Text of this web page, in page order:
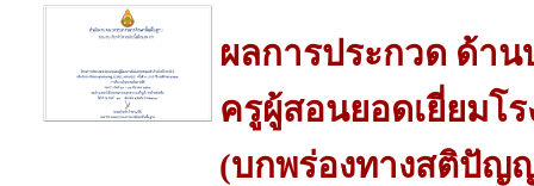
ผลการประกวด ด้าน
ครูผู้สอนยอดเยี่ยมโ
(บกพร่องทางสติปัญ